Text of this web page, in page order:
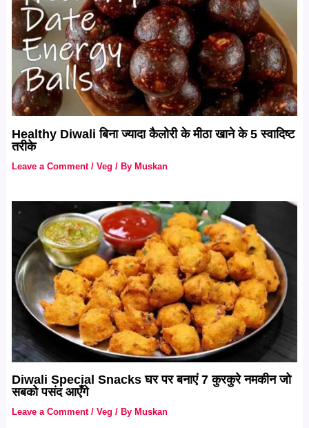
Healthy Diwali बिना ज्यादा कैलोरी के मीठा खाने के 5 स्वादिष्ट
तरीके
Leave a Comment /Veg / ByMuskan
Diwali Special Snacks घर पर बनाएं 7 कुरकुरे नमकीन जो
सबको पसंद आएँगे
Leave a Comment /Veg / By Muskan